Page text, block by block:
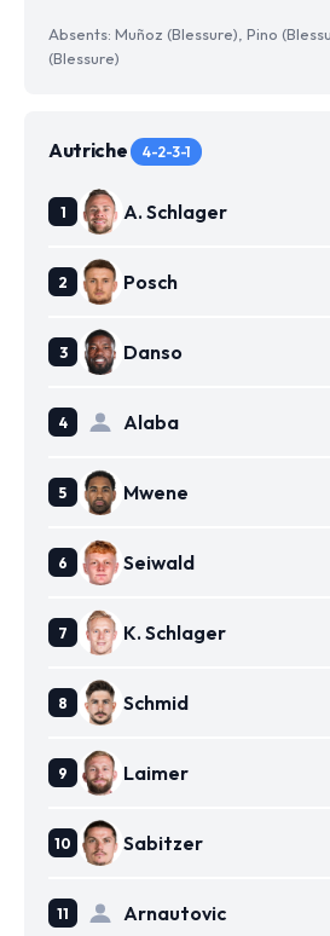
Absents: Muñoz (Blessure), Pino
(Blessure)
Autriche 4-2-3-1
A. Schlager
Posch
Danso
Alaba
Mwene
Seiwald
K. Schlager
Schmid
Laimer
Sabitzer
Arnautovic